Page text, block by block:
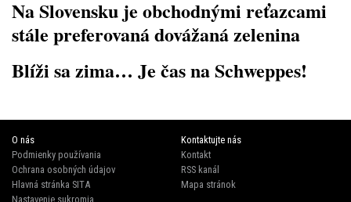
Na Slovensku je obchodnými reťazcami
stále preferovaná dovážaná zelenina
Blíži sa zima… Je čas na Schweppes!
O nás
Podmienky používania
Ochrana osobných údajov
Hlavná stránka SITA
Nastavenie sukromia
Kontaktujte nás
Kontakt
RSS kanál
Mapa stránok